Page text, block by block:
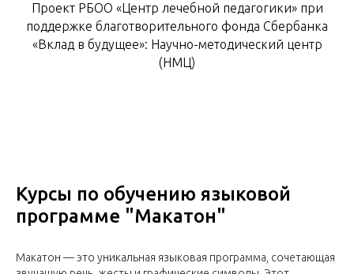
Проект РБОО «Центр лечебной педагогики» при
поддержке благотворительного фонда Сбербанка
«Вклад в будущее»: Научно-методический центр
(НМЦ)
Курсы по обучению языковой
программе "Макатон"
Макатон — это уникальная языковая программа, сочетающая